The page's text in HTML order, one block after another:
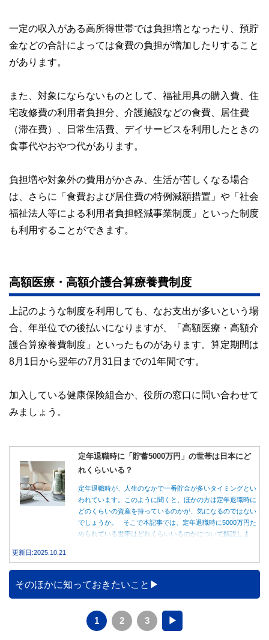
一定の収入がある高所得世帯では負担増となったり、預貯
金などの合計によっては食費の負担が増加したりすること
があります。
また、対象にならないものとして、福祉用具の購入費、住
宅改修費の利用者負担分、介護施設などの食費、居住費
（滞在費）、日常生活費、デイサービスを利用したときの
食事代やおやつ代があります。
負担増や対象外の費用がかさみ、生活が苦しくなる場合
は、さらに「食費および居住費の特例減額措置」や「社会
福祉法人等による利用者負担軽減事業制度」といった制度
も利用することができます。
高額医療・高額介護合算療養費制度
上記のような制度を利用しても、なお支出が多いという場
合、年単位での後払いになりますが、「高額医療・高額介
護合算療養費制度」といったものがあります。算定期間は
8月1日から翌年の7月31日までの1年間です。
加入している健康保険組合か、役所の窓口に問い合わせて
みましょう。
定年退職時に「貯蓄5000万円」の世帯は日本にど
れくらいいる？
定年退職時が、人生のなかで一番貯金が多いタイミングとい
われています。このように聞くと、ほかの方は定年退職時に
どのくらいの資産を持っているのかが、気になるのではない
でしょうか。 そこで本記事では、定年退職時に5000万円た
められている世帯はどれくらいいるのかについて解説しま
更新日:2025.10.21
そのほかに知っておきたいこと
1 2 3 ▶